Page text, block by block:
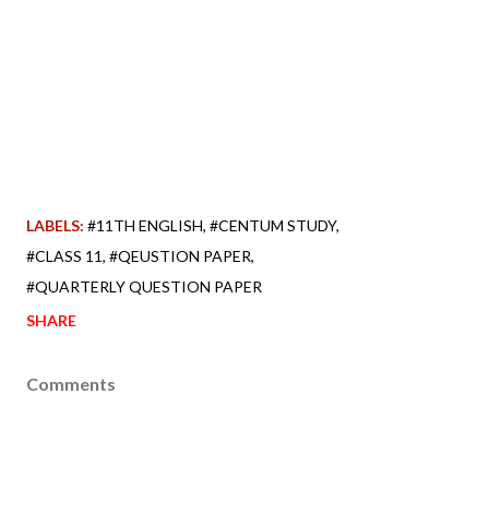
LABELS: #11TH ENGLISH #CENTUM STUDY
#CLASS 11 #QEUSTION PAPER
#QUARTERLY QUESTION PAPER
SHARE
Comments